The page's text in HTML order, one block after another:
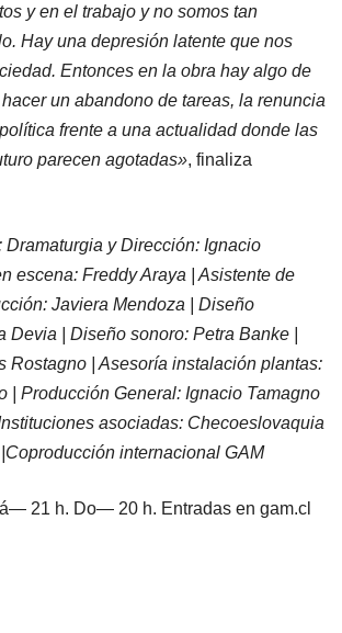
y en el trabajo y no somos tan
Hay una depresión latente que nos
Entonces en la obra hay algo de
un abandono de tareas, la renuncia
frente a una actualidad donde las
parecen agotadas», finaliza
Dramaturgia y Dirección: Ignacio
escena: Freddy Araya | Asistente de
Javiera Mendoza | Diseño
Devia | Diseño sonoro: Petra Banke |
Rostagno | Asesoría instalación plantas:
| Producción General: Ignacio Tamagno
asociadas: Checoeslovaquia
internacional GAM
21 h. Do— 20 h. Entradas en gam.cl